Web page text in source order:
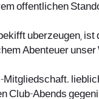
offentlichen
uberzeugen,
Abenteuer
Abends